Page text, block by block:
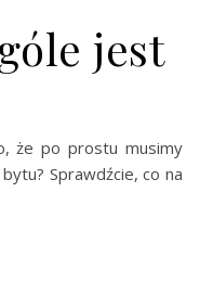
jest
że po prostu musimy
Sprawdźcie, co na